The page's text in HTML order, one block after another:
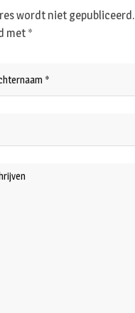
wordt niet gepubliceerd.
met *